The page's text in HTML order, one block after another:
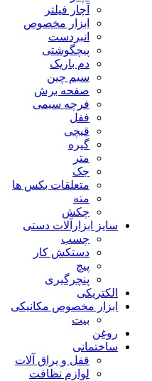
آچار فیلتر
ابزار مخصوص
انبردست
پیچگوشتی
دم باریک
سیم چین
صفحه برش
فرچه سیمی
ففل
قیچی
گیره
متر
جک
متعلقات بکس ها
مته
چکش
سایز ابزارآلات دستی
چسب
دستکش کار
پیچ
پنچرگیری
الکتریکی
ابزار مخصوص مکانیکی
بیت
روغن
ساختمانی
قفل و یراق آلات
لوازم نظافت